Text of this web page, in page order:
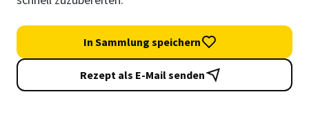
In Sammlung speichern
Rezept als E-Mail senden